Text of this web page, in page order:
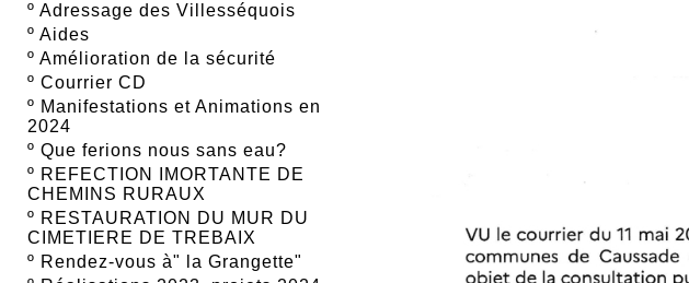
º Adressage des Villesséquois
º Aides
º Amélioration de la sécurité
º Courrier CD
º Manifestations et Animations en
2024
º Que ferions nous sans eau?
º REFECTION IMORTANTE DE
CHEMINS RURAUX
º RESTAURATION DU MUR DU
CIMETIERE DE TREBAIX
º Rendez-vous à" la Grangette"